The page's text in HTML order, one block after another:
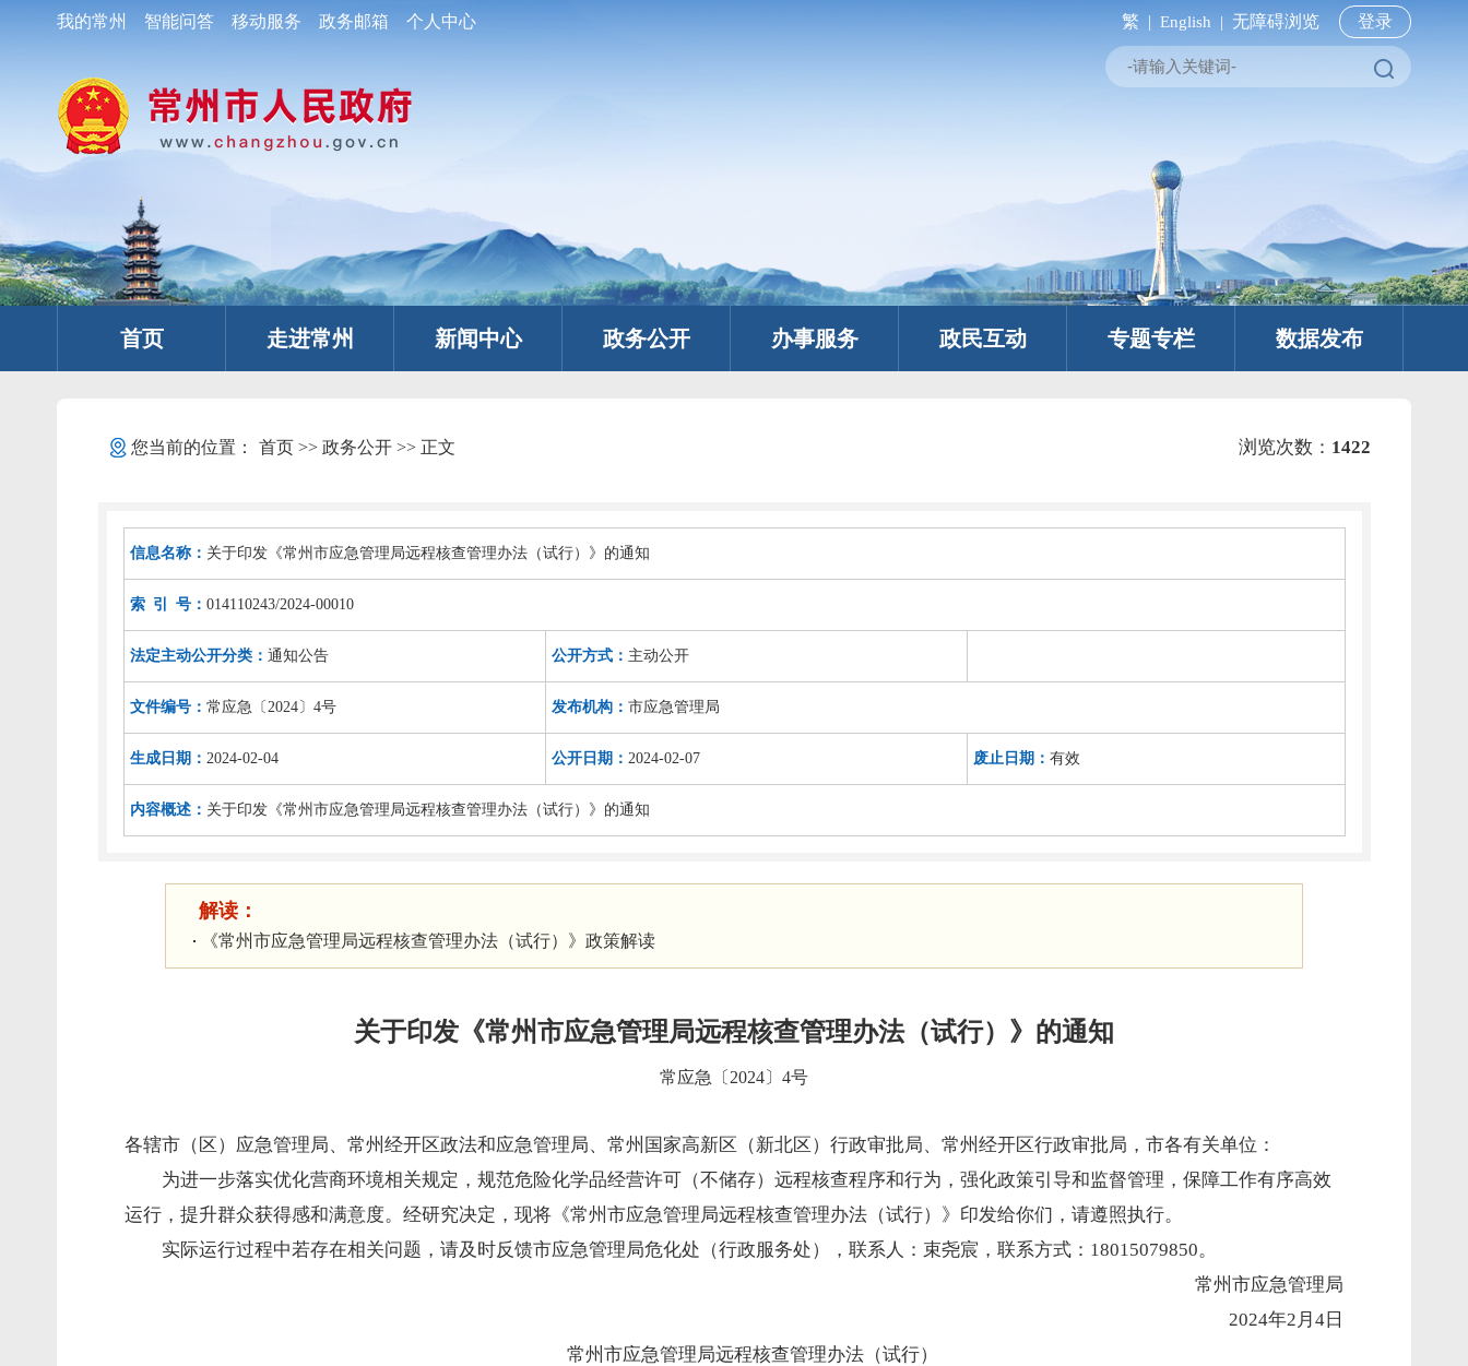
我的常州 智能问答 移动服务 政务邮箱 个人中心 繁 | English | 无障碍浏览 登录
首页 走进常州 新闻中心 政务公开 办事服务 政民互动 专题专栏 数据发布
您当前的位置： 首页>> 政务公开>> 正文 浏览次数： 1422
信息名称： 关于印发《常州市应急管理局远程核查管理办法（试行）》的通知
索 引 号： 014110243/2024-00010
法定主动公开分类： 通知公告 公开方式： 主动公开
文件编号： 常应急〔2024〕4号 发布机构： 市应急管理局
生成日期： 2024-02-04 公开日期： 2024-02-07 废止日期： 有效
内容概述： 关于印发《常州市应急管理局远程核查管理办法（试行）》的通知
解读：
《常州市应急管理局远程核查管理办法（试行）》政策解读
关于印发《常州市应急管理局远程核查管理办法（试行）》的通知
常应急〔2024〕4号
各辖市（区）应急管理局、常州经开区政法和应急管理局、常州国家高新区（新北区）行政审批局、常州经开区行政审批局，市各有关单位：
为进一步落实优化营商环境相关规定，规范危险化学品经营许可（不储存）远程核查程序和行为，强化政策引导和监督管理，保障工作有序高效
运行，提升群众获得感和满意度。经研究决定，现将《常州市应急管理局远程核查管理办法（试行）》印发给你们，请遵照执行。
实际运行过程中若存在相关问题，请及时反馈市应急管理局危化处（行政服务处），联系人：束尧宸，联系方式：18015079850。
常州市应急管理局
2024年2月4日
常州市应急管理局远程核查管理办法（试行）